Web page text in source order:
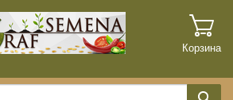
Корзина